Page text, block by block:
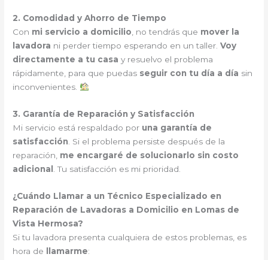
2. Comodidad y Ahorro de Tiempo
Con mi servicio a domicilio , no tendrás que mover la
lavadora ni perder tiempo esperando en un taller.Voy
directamente a tu casa y resuelvo el problema
rápidamente, para que puedas seguir con tu día a día sin
inconvenientes.
3. Garantía de Reparación y Satisfacción
Mi servicio está respaldado por una garantía de
satisfacción . Si el problema persiste después de la
reparación, me encargaré de solucionarlo sin costo
adicional
. Tu satisfacción es mi prioridad.
¿Cuándo Llamar a un Técnico Especializado en
Reparación de Lavadoras a Domicilio en Lomas de
Vista Hermosa?
Si tu lavadora presenta cualquiera de estos problemas, es
hora de llamarme: